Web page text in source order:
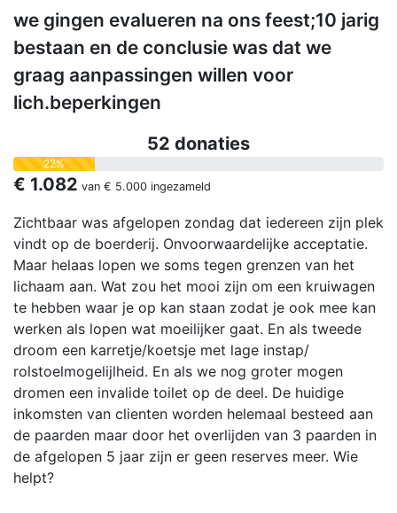
we gingen evalueren na ons feest;10 jarig
bestaan en de conclusie was dat we
graag aanpassingen willen voor
lich.beperkingen
52 donaties
22%
€ 1.082 van € 5.000 ingezameld
Zichtbaar was afgelopen zondag dat iedereen zijn plek
vindt op de boerderij. Onvoorwaardelijke acceptatie.
Maar helaas lopen we soms tegen grenzen van het
lichaam aan. Wat zou het mooi zijn om een kruiwagen
te hebben waar je op kan staan zodat je ook mee kan
werken als lopen wat moeilijker gaat. En als tweede
droom een karretje/koetsje met lage instap/
rolstoelmogelijlheid. En als we nog groter mogen
dromen een invalide toilet op de deel. De huidige
inkomsten van clienten worden helemaal besteed aan
de paarden maar door het overlijden van 3 paarden in
de afgelopen 5 jaar zijn er geen reserves meer. Wie
helpt?